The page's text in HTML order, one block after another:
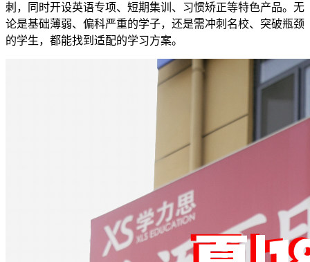
刺，同时开设英语专项、短期集训、习惯矫正等特色产品。无
论是基础薄弱、偏科严重的学子，还是需冲刺名校、突破瓶颈
的学生，都能找到适配的学习方案。